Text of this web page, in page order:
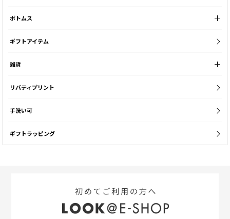
ボトムス
ギフトアイテム
雑貨
リバティプリント
手洗い可
ギフトラッピング